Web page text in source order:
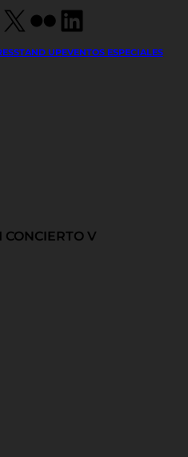
X FlickrLinkedIn
STAND UPEVENTOS ESPECIALES